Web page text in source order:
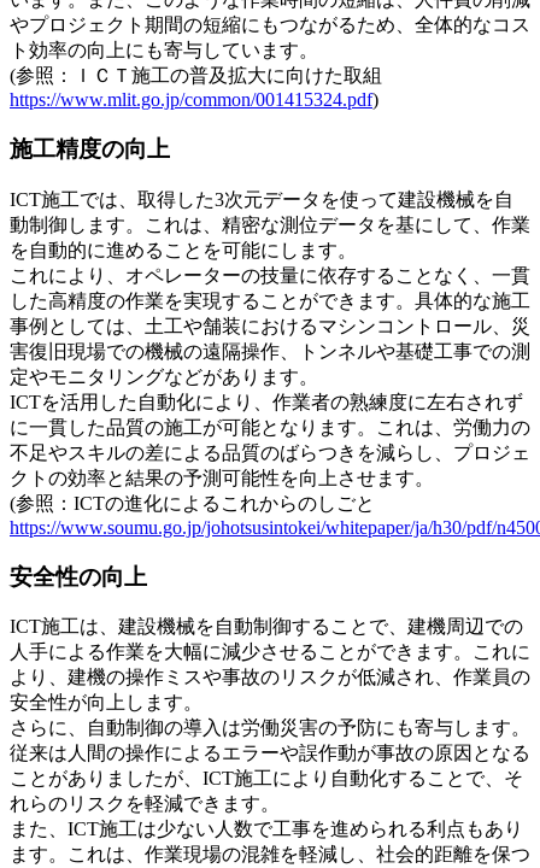
やプロジェクト期間の短縮にもつながるため、全体的なコス
ト効率の向上にも寄与しています。
(参照：ＩＣＴ施工の普及拡大に向けた取組
https://www.mlit.go.jp/common/001415324.pdf)
施工精度の向上
ICT施工では、取得した3次元データを使って建設機械を自
動制御します。これは、精密な測位データを基にして、作業
を自動的に進めることを可能にします。
これにより、オペレーターの技量に依存することなく、一貫
した高精度の作業を実現することができます。具体的な施工
事例としては、土工や舗装におけるマシンコントロール、災
害復旧現場での機械の遠隔操作、トンネルや基礎工事での測
定やモニタリングなどがあります。
ICTを活用した自動化により、作業者の熟練度に左右されず
に一貫した品質の施工が可能となります。これは、労働力の
不足やスキルの差による品質のばらつきを減らし、プロジェ
クトの効率と結果の予測可能性を向上させます。
(参照：ICTの進化によるこれからのしごと
https://www.soumu.go.jp/johotsusintokei/whitepaper/ja/h30/pdf/
安全性の向上
ICT施工は、建設機械を自動制御することで、建機周辺での
人手による作業を大幅に減少させることができます。これに
より、建機の操作ミスや事故のリスクが低減され、作業員の
安全性が向上します。
さらに、自動制御の導入は労働災害の予防にも寄与します。
従来は人間の操作によるエラーや誤作動が事故の原因となる
ことがありましたが、ICT施工により自動化することで、そ
れらのリスクを軽減できます。
また、ICT施工は少ない人数で工事を進められる利点もあり
ます。これは、作業現場の混雑を軽減し、社会的距離を保つ